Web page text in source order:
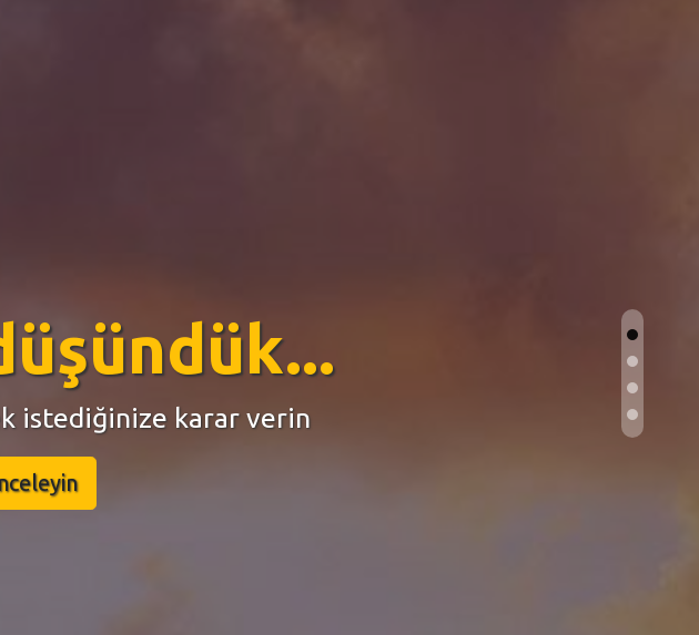
için her şey
takviminizi yönetebilirsiniz...